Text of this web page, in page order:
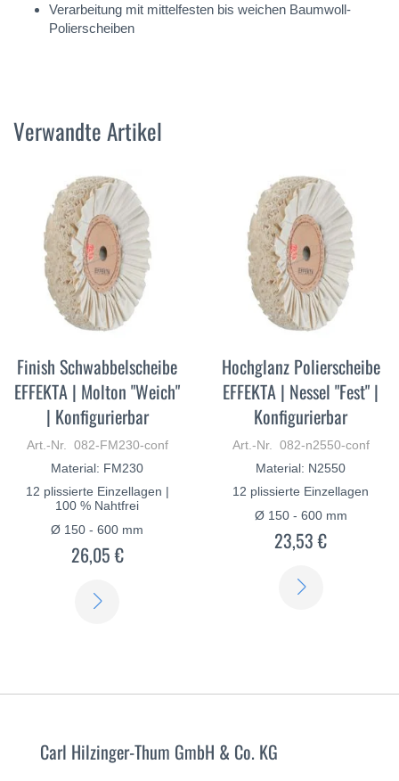
Verarbeitung mit mittelfesten bis weichen Baumwoll-
Polierscheiben
Verwandte Artikel
Finish Schwabbelscheibe
EFFEKTA | Molton "Weich"
| Konfigurierbar
Art.-Nr. 082-FM230-conf
Material: FM230
12 plissierte Einzellagen |
100 % Nahtfrei
Ø 150 - 600 mm
26,05 €
Hochglanz Polierscheibe
EFFEKTA | Nessel "Fest" |
Konfigurierbar
Art.-Nr. 082-n2550-conf
Material: N2550
12 plissierte Einzellagen
Ø 150 - 600 mm
23,53 €
Carl Hilzinger-Thum GmbH & Co. KG